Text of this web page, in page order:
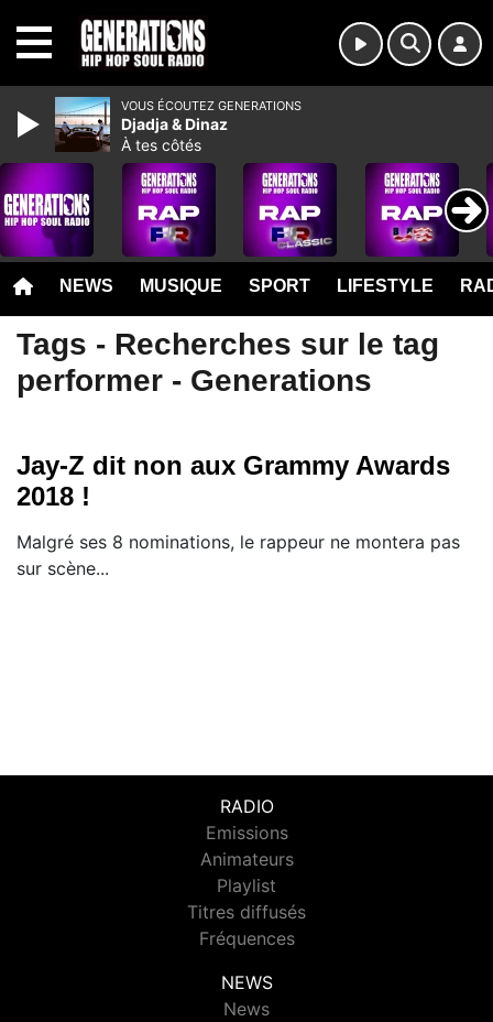
NEWS MUSIQUE SPORT LIFESTYLE
Tags - Recherches sur le tag
performer - Generations
Jay-Z dit non aux Grammy Awards
2018 !
Malgré ses 8 nominations, le rappeur ne montera pas
sur scène...
RADIO
Emissions
Animateurs
Playlist
Titres diffusés
Fréquences
NEWS
News
VOUS ÉCOUTEZ GENERATIONS
Djadja & Dinaz
À tes côtés